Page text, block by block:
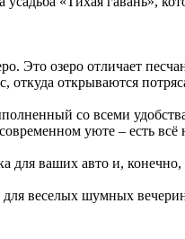
Это озеро отличает
откуда открываются
со всеми
уюте – есть
для ваших авто и, конечно,
веселых шумных